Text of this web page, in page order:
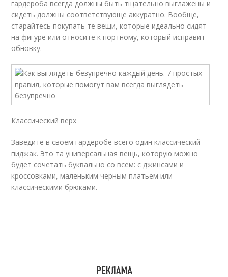
гардероба всегда должны быть тщательно выглажены и
сидеть должны соответствующе аккуратно. Вообще,
старайтесь покупать те вещи, которые идеально сидят
на фигуре или относите к портному, который исправит
обновку.
Классический верх
Заведите в своем гардеробе всего один классический
пиджак. Это та универсальная вещь, которую можно
будет сочетать буквально со всем: с джинсами и
кроссовками, маленьким черным платьем или
классическими брюками.